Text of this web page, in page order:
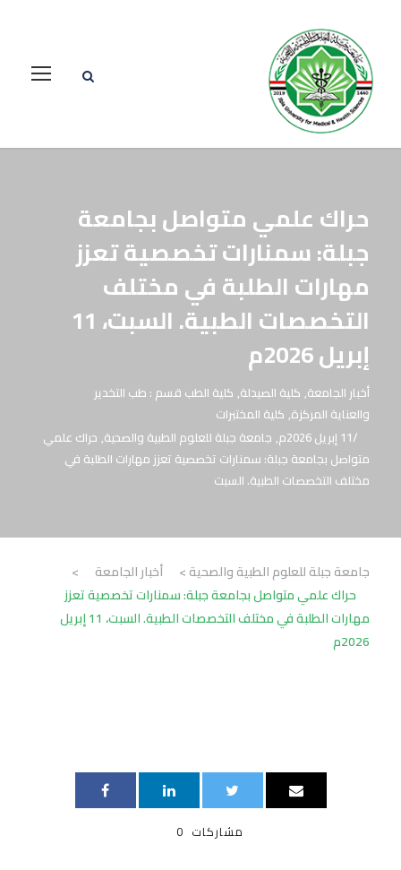
حراك علمي متواصل بجامعة
جبلة: سمنارات تخصصية تعزز
مهارات الطلبة في مختلف
التخصصات الطبية. السبت، 11
إبريل 2026م
أخبار الجامعة, كلية الصيدلة, كلية الطب قسم : طب التخدير
والعناية المركزة, كلية المختبرات
11 إبريل 2026م
, جامعة جبلة للعلوم الطبية والصحية, حراك علمي
متواصل بجامعة جبلة: سمنارات تخصصية تعزز مهارات الطلبة في
مختلف التخصصات الطبية. السبت
جامعة جبلة للعلوم الطبية والصحية> أخبار الجامعة
>
حراك علمي متواصل بجامعة جبلة: سمنارات تخصصية تعزز
مهارات الطلبة في مختلف التخصصات الطبية. السبت، 11 إبريل
2026م
0 مشاركات